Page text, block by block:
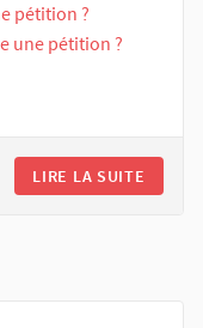
pétition ?
une pétition ?
LIRE LA SUITE